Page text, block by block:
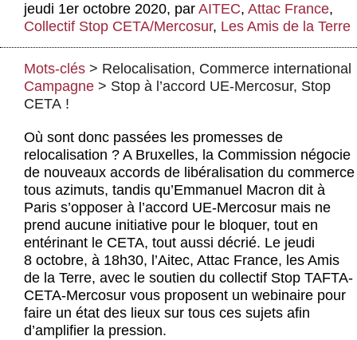
Agenda
Actus et médias
Boutique
jeudi 1er octobre 2020, par AITEC, Attac France,
Collectif Stop CETA/Mercosur, Les Amis de la Terre
Mots-clés > Relocalisation, Commerce international
Campagne > Stop à l’accord UE-Mercosur, Stop
CETA !
Où sont donc passées les promesses de
relocalisation ? A Bruxelles, la Commission négocie
de nouveaux accords de libéralisation du commerce
tous azimuts, tandis qu’Emmanuel Macron dit à
Paris s’opposer à l’accord UE-Mercosur mais ne
prend aucune initiative pour le bloquer, tout en
entérinant le CETA, tout aussi décrié. Le jeudi
8 octobre, à 18h30, l’Aitec, Attac France, les Amis
de la Terre, avec le soutien du collectif Stop TAFTA-
CETA-Mercosur vous proposent un webinaire pour
faire un état des lieux sur tous ces sujets afin
d’amplifier la pression.